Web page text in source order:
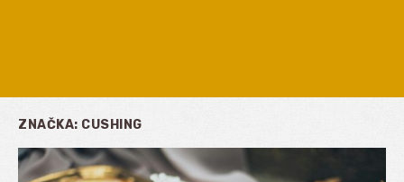
ZNAČKA: CUSHING